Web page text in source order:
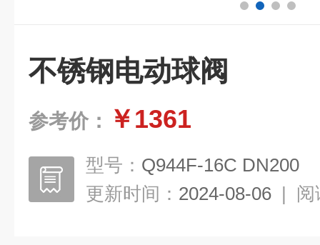
不锈钢电动球阀
参考价： ￥1361
型号： Q944F-16C DN200
更新时间： 2024-08-06 | 阅